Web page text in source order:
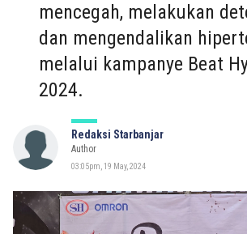
mencegah, melakukan
dan mengendalikan
melalui kampanye Beat
2024.
Redaksi Starbanjar
Author
03:05pm, 19 May, 2024